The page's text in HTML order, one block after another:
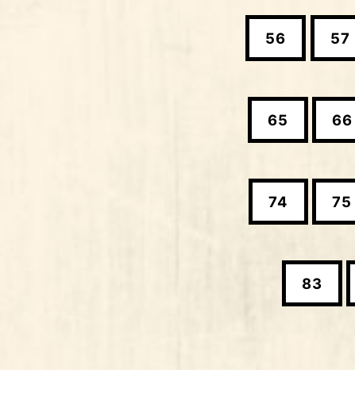
56 57
65 66
74 75
83